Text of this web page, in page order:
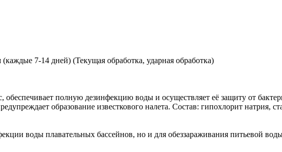
7-14 дней) (Текущая обработка, ударная обработка)
полную дезинфекцию воды и осуществляет её защиту от
образование известкового налета. Состав: гипохлорит натрия,
воды плавательных бассейнов, но и для обеззараживания питьевой